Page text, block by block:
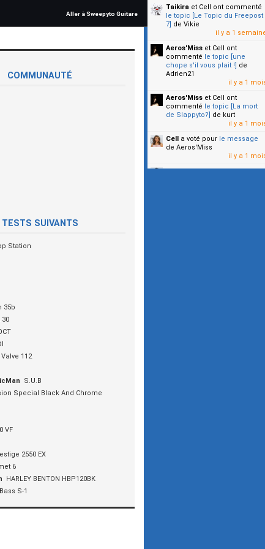
Aller à Sweepyto Guitare
COMMUNAUTÉ
TESTS SUIVANTS
Station
35b
30
112
S.U.B
Special Black And Chrome
VF
2550 EX
6
HARLEY BENTON HBP120BK
S-1
Taikira et Cell ont commenté
le topic [Le Topic du Freepost
7] de Vikie
il y a 1
Aeros'Miss et Cell ont
commenté le topic [une
chope s'il vous plait !] de
Adrien21
il y a 1
Aeros'Miss et Cell ont
commenté le topic [La mort
de Slappyto?] de kurt
il y a 1
Cell a voté pour le message
de Aeros'Miss
il y a 1
Cella voté pourle message